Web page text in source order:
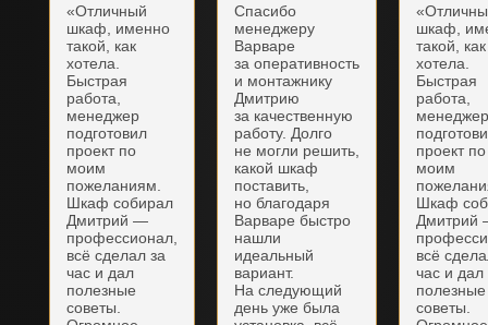
«Отличный
шкаф, именно
такой, как
хотела.
Быстрая
работа,
менеджер
подготовил
проект по
моим
пожеланиям.
Шкаф собирал
Дмитрий —
профессионал,
всё сделал за
час и дал
полезные
советы.
Спасибо
менеджеру
Варваре
за оперативность
и монтажнику
Дмитрию
за качественную
работу. Долго
не могли решить,
какой шкаф
поставить,
но благодаря
Варваре быстро
нашли
идеальный
вариант.
На следующий
день уже была
шкаф,
такой, как
хотела.
Быстрая
работа,
проект по
моим
Шкаф
Дмитрий
всё
час и дал
полезные
советы.